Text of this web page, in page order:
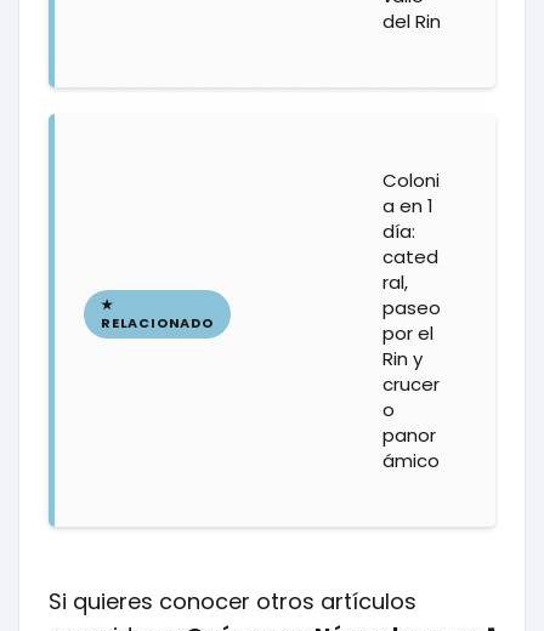
del Rin
Coloni
a en 1
día:
cated
ral,
paseo
por el
Rin y
crucer
o
panor
ámico
Si quieres conocer otros artículos